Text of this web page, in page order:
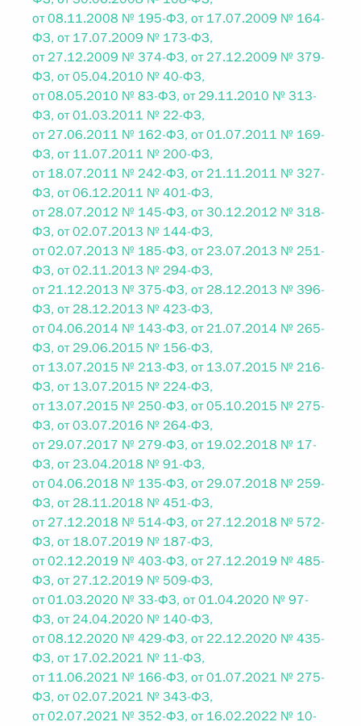
от 08.11.2008 № 195-ФЗ, от 17.07.2009 № 164-
ФЗ, от 17.07.2009 № 173-ФЗ,
от 27.12.2009 № 374-ФЗ, от 27.12.2009 № 379-
ФЗ, от 05.04.2010 № 40-ФЗ,
от 08.05.2010 № 83-ФЗ, от 29.11.2010 № 313-
ФЗ, от 01.03.2011 № 22-ФЗ,
от 27.06.2011 № 162-ФЗ, от 01.07.2011 № 169-
ФЗ, от 11.07.2011 № 200-ФЗ,
от 18.07.2011 № 242-ФЗ, от 21.11.2011 № 327-
ФЗ, от 06.12.2011 № 401-ФЗ,
от 28.07.2012 № 145-ФЗ, от 30.12.2012 № 318-
ФЗ, от 02.07.2013 № 144-ФЗ,
от 02.07.2013 № 185-ФЗ, от 23.07.2013 № 251-
ФЗ, от 02.11.2013 № 294-ФЗ,
от 21.12.2013 № 375-ФЗ, от 28.12.2013 № 396-
ФЗ, от 28.12.2013 № 423-ФЗ,
от 04.06.2014 № 143-ФЗ, от 21.07.2014 № 265-
ФЗ, от 29.06.2015 № 156-ФЗ,
от 13.07.2015 № 213-ФЗ, от 13.07.2015 № 216-
ФЗ, от 13.07.2015 № 224-ФЗ,
от 13.07.2015 № 250-ФЗ, от 05.10.2015 № 275-
ФЗ, от 03.07.2016 № 264-ФЗ,
от 29.07.2017 № 279-ФЗ, от 19.02.2018 № 17-
ФЗ, от 23.04.2018 № 91-ФЗ,
от 04.06.2018 № 135-ФЗ, от 29.07.2018 № 259-
ФЗ, от 28.11.2018 № 451-ФЗ,
от 27.12.2018 № 514-ФЗ, от 27.12.2018 № 572-
ФЗ, от 18.07.2019 № 187-ФЗ,
от 02.12.2019 № 403-ФЗ, от 27.12.2019 № 485-
ФЗ, от 27.12.2019 № 509-ФЗ,
от 01.03.2020 № 33-ФЗ, от 01.04.2020 № 97-
ФЗ, от 24.04.2020 № 140-ФЗ,
от 08.12.2020 № 429-ФЗ, от 22.12.2020 № 435-
ФЗ, от 17.02.2021 № 11-ФЗ,
от 11.06.2021 № 166-ФЗ, от 01.07.2021 № 275-
ФЗ, от 02.07.2021 № 343-ФЗ,
от 02.07.2021 № 352-ФЗ, от 16.02.2022 № 10-